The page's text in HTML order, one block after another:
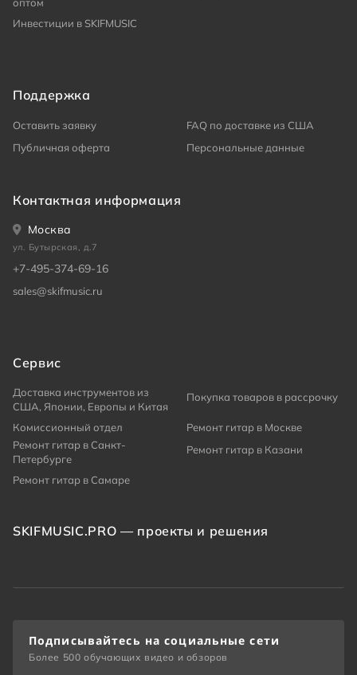
Инвестиции в SKIFMUSIC
Поддержка
Оставить заявку
FAQ по доставке из США
Публичная оферта
Персональные данные
Контактная информация
Москва
ул. Бутырская, д.7
+7-495-374-69-16
sales@skifmusic.ru
Сервис
Доставка инструментов из
США, Японии, Европы и Китая
Покупка товаров в рассрочку
Комиссионный отдел
Ремонт гитар в Москве
Ремонт гитар в Санкт-
Петербурге
Ремонт гитар в Казани
Ремонт гитар в Самаре
SKIFMUSIC.PRO — проекты и решения
Подписывайтесь на социальные сети
Более 500 обучающих видео и обзоров